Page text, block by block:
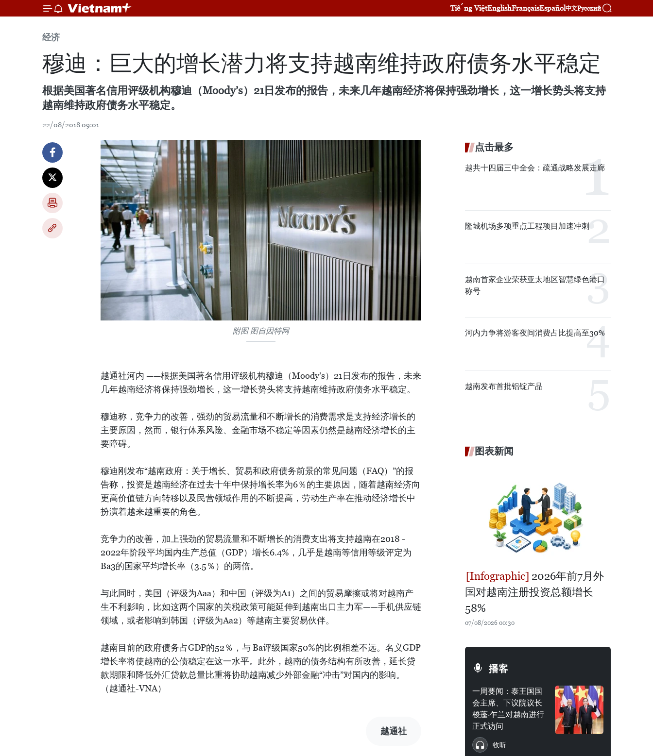
Tiếng ViệtEnglishFrançaisEspañol中文Русский
经济
穆迪：巨大的增长潜力将支持越南维持政府债务水平稳定
根据美国著名信用评级机构穆迪（Moody’s）21日发布的报告，未来几年越南经济将保持强劲增长，这一增长势头将支持
越南维持政府债务水平稳定。
22/08/2018 09:01
附图 图自因特网
越通社河内 ——根据美国著名信用评级机构穆迪（Moody’s）21日发布的报告，未来
几年越南经济将保持强劲增长，这一增长势头将支持越南维持政府债务水平稳定。
穆迪称，竞争力的改善，强劲的贸易流量和不断增长的消费需求是支持经济增长的
主要原因，然而，银行体系风险、金融市场不稳定等因素仍然是越南经济增长的主
要障碍。
穆迪刚发布“越南政府：关于增长、贸易和政府债务前景的常见问题（FAQ）”的报
告称，投资是越南经济在过去十年中保持增长率为6％的主要原因，随着越南经济向
更高价值链方向转移以及民营领域作用的不断提高，劳动生产率在推动经济增长中
扮演着越来越重要的角色。
竞争力的改善，加上强劲的贸易流量和不断增长的消费支出将支持越南在2018 -
2022年阶段平均国内生产总值（GDP）增长6.4%，几乎是越南等信用等级评定为
Ba3的国家平均增长率（3.5％）的两倍。
与此同时，美国（评级为Aaa）和中国（评级为A1）之间的贸易摩擦或将对越南产
生不利影响，比如这两个国家的关税政策可能延伸到越南出口主力军——手机供应链
领域，或者影响到韩国（评级为Aa2）等越南主要贸易伙伴。
越南目前的政府债务占GDP的52％，与 Ba评级国家50%的比例相差不远。名义GDP
增长率将使越南的公债稳定在这一水平。此外，越南的债务结构有所改善，延长贷
款期限和降低外汇贷款总量比重将协助越南减少外部金融“冲击”对国内的影响。
（越通社-VNA）
越通社
点击最多
越共十四届三中全会：疏通战略发展走廊
隆城机场多项重点工程项目加速冲刺
越南首家企业荣获亚太地区智慧绿色港口
称号
河内力争将游客夜间消费占比提高至30%
越南发布首批铝锭产品
图表新闻
2026年前7月外
国对越南注册投资总额增长
58%
07/08/2026 00:30
播客
一周要闻：泰王国国
会主席、下议院议长
梭蓬·乍兰对越南进行
正式访问
收听